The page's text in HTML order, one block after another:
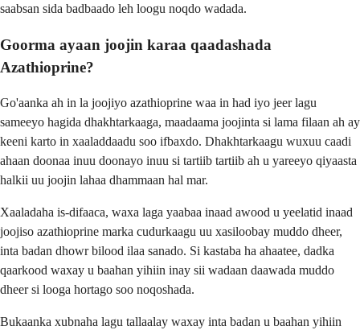
saabsan sida badbaado leh loogu noqdo wadada.
Goorma ayaan joojin karaa qaadashada
Azathioprine?
Go'aanka ah in la joojiyo azathioprine waa in had iyo jeer lagu
sameeyo hagida dhakhtarkaaga, maadaama joojinta si lama filaan ah ay
keeni karto in xaaladdaadu soo ifbaxdo. Dhakhtarkaagu wuxuu caadi
ahaan doonaa inuu doonayo inuu si tartiib tartiib ah u yareeyo qiyaasta
halkii uu joojin lahaa dhammaan hal mar.
Xaaladaha is-difaaca, waxa laga yaabaa inaad awood u yeelatid inaad
joojiso azathioprine marka cudurkaagu uu xasiloobay muddo dheer,
inta badan dhowr bilood ilaa sanado. Si kastaba ha ahaatee, dadka
qaarkood waxay u baahan yihiin inay sii wadaan daawada muddo
dheer si looga hortago soo noqoshada.
Bukaanka xubnaha lagu tallaalay waxay inta badan u baahan yihiin